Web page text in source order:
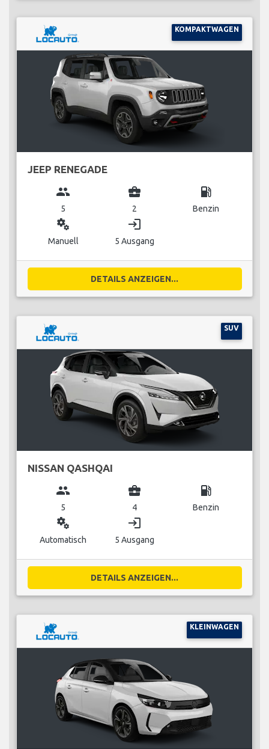
KOMPAKTWAGEN
JEEP RENEGADE
group
5
business_center
2
local_gas_station
Benzin
miscellaneous_services
Manuell
login
5 Ausgang
DETAILS ANZEIGEN...
SUV
NISSAN QASHQAI
group
5
business_center
4
local_gas_station
Benzin
miscellaneous_services
Automatisch
login
5 Ausgang
DETAILS ANZEIGEN...
KLEINWAGEN